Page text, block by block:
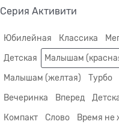
Серия Активити
Юбилейная Классика
Детская Малышам
Малышам (желтая) Турбо
Вечеринка Вперед
Компакт Слово Время не